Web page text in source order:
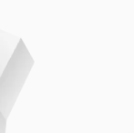
, トレーダーには、
きるオプションを備